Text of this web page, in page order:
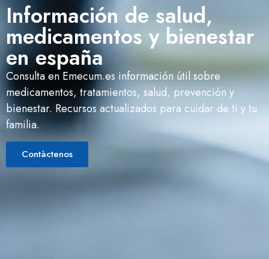
Información de salud,
medicamentos y bienestar
en españa
Consulta en Emecum.es información útil sobre
medicamentos, tratamientos, salud, prevención y
bienestar. Recursos actualizados para cuidar de ti y tu
familia.
Contàctenos